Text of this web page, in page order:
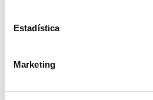
Estadística
Marketing